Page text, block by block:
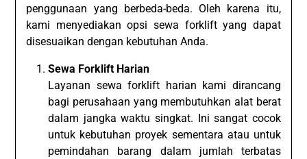
penggunaan yang berbeda-beda. Oleh karena itu,
kami menyediakan opsi sewa forklift yang dapat
disesuaikan dengan kebutuhan Anda.
Sewa Forklift Harian
Layanan sewa forklift harian kami dirancang
bagi perusahaan yang membutuhkan alat berat
dalam jangka waktu singkat. Ini sangat cocok
untuk kebutuhan proyek sementara atau untuk
pemindahan barang dalam jumlah terbatas